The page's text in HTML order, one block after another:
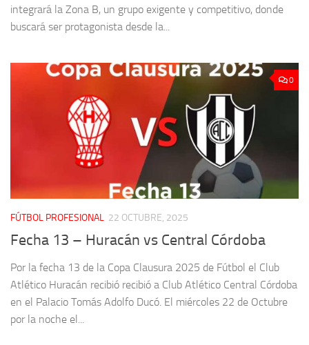
integrará la Zona B, un grupo exigente y competitivo, donde
buscará ser protagonista desde la...
0
FÚTBOL PROFESIONAL 22 OCTUBRE, 2025
Fecha 13 – Huracán vs Central Córdoba
Por la fecha 13 de la Copa Clausura 2025 de Fútbol el Club
Atlético Huracán recibió recibió a Club Atlético Central Córdoba
en el Palacio Tomás Adolfo Ducó. El miércoles 22 de Octubre
por la noche el...